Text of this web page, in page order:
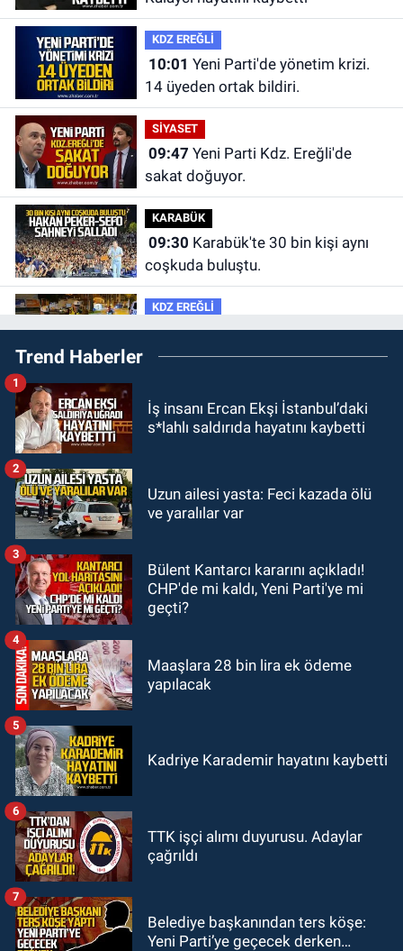
KDZ EREĞLİ
10:01
14 üyeden ortak bildiri.
SİYASET
09:47
sakat doğuyor.
KARABÜK
09:30
coşkuda buluştu.
KDZ EREĞLİ
09:24Zonguldak'ta gece- gündüz
ekiplerden dron destekli denetim.
23:55Devrek Belediyespor, (PGL)
sürecini resmi olarak tamamladı
GÜNDEM
23:19 İstanbul Park satışta!
23:05Kozlu Belediyespor'dan
3.Lig'e transfer oldu
Trend Haberler
İş insanı Ercan Ekşi İstanbul’daki
s*lahlı saldırıda hayatını kaybetti
1
Uzun ailesi yasta: Feci kazada ölü
ve yaralılar var
2
Bülent Kantarcı kararını açıkladı!
CHP'de mi kaldı, Yeni Parti'ye mi
geçti?
3
Maaşlara 28 bin lira ek ödeme
yapılacak
4
Kadriye Karademir hayatını kaybetti
5
TTK işçi alımı duyurusu. Adaylar
çağrıldı
6
Belediye başkanından ters köşe:
Yeni Parti’ye geçecek derken…
7